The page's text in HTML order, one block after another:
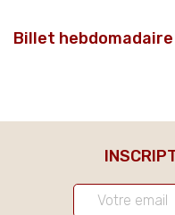
Billet hebdomadaire